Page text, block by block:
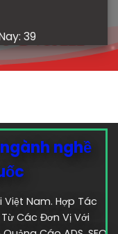
39
nghề
Việt Nam. Hợp Tác
Các Đơn Vị Với